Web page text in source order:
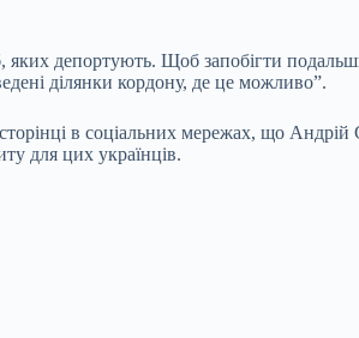
яких депортують. Щоб запобігти
ділянки кордону, де це можливо”.
в соціальних мережах, що Андрій
для цих українців.